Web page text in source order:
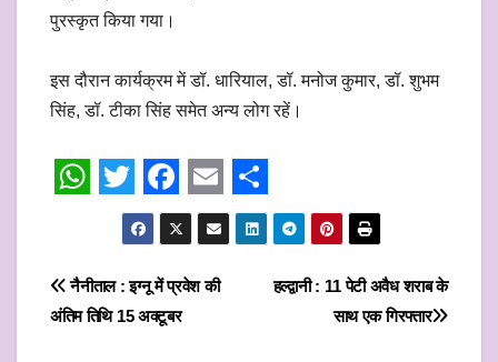
पुरस्कृत किया गया।
इस दौरान कार्यक्रम में डॉ. धारियाल, डॉ. मनोज कुमार, डॉ. शुभम
सिंह, डॉ. टीका सिंह समेत अन्य लोग रहें।
a
t
w
i
t
F
a
c
e
E
m
a
S
h
Post
navigation
हल्द्वानी : 11 पेटी अवैध शराब के
साथ एक गिरफ्तार
नैनीताल : इग्नू में प्रवेश की
अंतिम तिथि 15 अक्टूबर